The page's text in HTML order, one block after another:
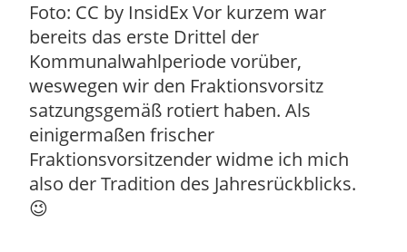
Foto: CC by InsidEx Vor kurzem war
bereits das erste Drittel der
Kommunalwahlperiode vorüber,
weswegen wir den Fraktionsvorsitz
satzungsgemäß rotiert haben. Als
einigermaßen frischer
Fraktionsvorsitzender widme ich mich
also der Tradition des Jahresrückblicks.
😉